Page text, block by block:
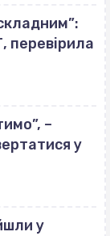
перевірила
–
у
у